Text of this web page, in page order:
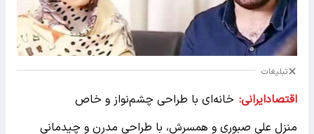
تبلیغات
اقتصادایرانی: خانه‌ای با طراحی چشم‌نواز و خاص
منزل علی صبوری و همسرش، با طراحی مدرن و چیدمانی